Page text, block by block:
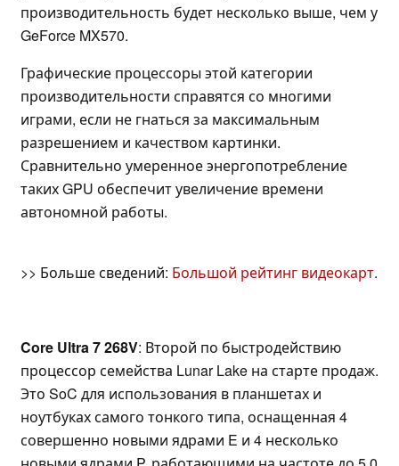
производительность будет несколько выше, чем у
GeForce MX570.
Графические процессоры этой категории
производительности справятся со многими
играми, если не гнаться за максимальным
разрешением и качеством картинки.
Сравнительно умеренное энергопотребление
таких GPU обеспечит увеличение времени
автономной работы.
>> Больше сведений: Большой рейтинг видеокарт.
Core Ultra 7 268V: Второй по быстродействию
процессор семейства Lunar Lake на старте продаж.
Это SoC для использования в планшетах и
ноутбуках самого тонкого типа, оснащенная 4
совершенно новыми ядрами E и 4 несколько